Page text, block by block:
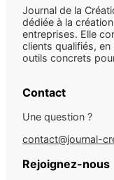
Journal de la
dédiée à la
entreprises. Elle
clients qualifiés,
outils concrets
Contact
Une question ?
contact@journal-
Rejoignez-nous